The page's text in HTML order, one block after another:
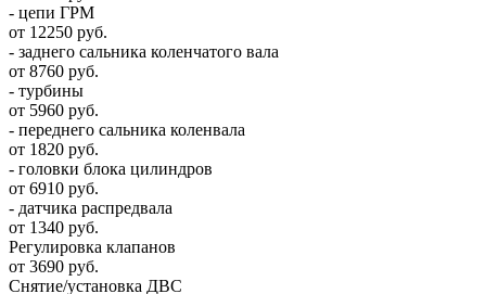
- цепи ГРМ
от 12250 руб.
- заднего сальника коленчатого вала
от 8760 руб.
- турбины
от 5960 руб.
- переднего сальника коленвала
от 1820 руб.
- головки блока цилиндров
от 6910 руб.
- датчика распредвала
от 1340 руб.
Регулировка клапанов
от 3690 руб.
Снятие/установка ДВС